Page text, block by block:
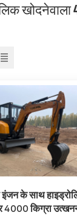
खोदनेवाला
इंजन के साथ
4000 किग्रा